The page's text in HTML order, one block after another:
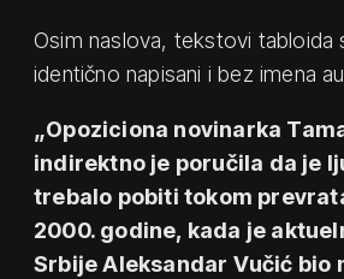
Osim naslova, tekstovi tabloida
identično napisani i bez imena
„Opoziciona novinarka
indirektno je poručila da je
trebalo pobiti tokom
2000. godine, kada je
Srbije Aleksandar Vučić bio